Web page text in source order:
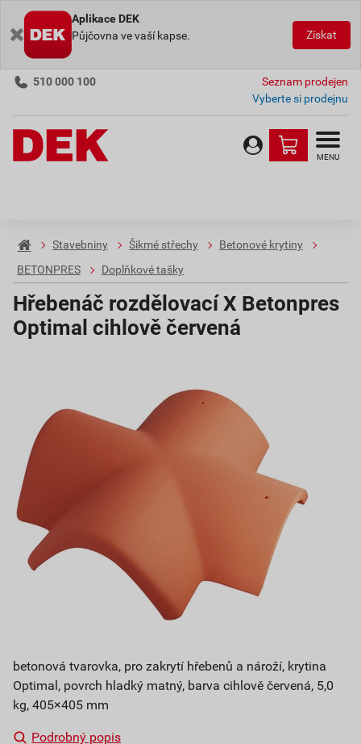
Aplikace DEK
Půjčovna ve vaší kapse.
Získat
510 000 100
Seznam prodejen
Vyberte si prodejnu
MENU
Stavebniny Šikmé střechy
Betonové krytiny
BETONPRES
Doplňkové tašky
Hřebenáč rozdělovací X Betonpres
Optimal cihlově červená
betonová tvarovka, pro zakrytí hřebenů a nároží, krytina
Optimal, povrch hladký matný, barva cihlově červená, 5,0
kg, 405×405 mm
Podrobný popis